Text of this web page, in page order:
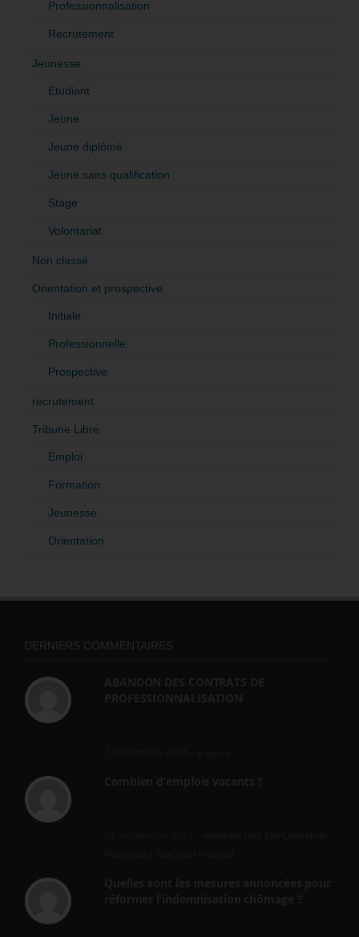
Professionnalisation
Recrutement
Jeunesse
Etudiant
Jeune
Jeune diplômé
Jeune sans qualification
Stage
Volontariat
Non classé
Orientation et prospective
Initiale
Professionnelle
Prospective
recrutement
Tribune Libre
Emploi
Formation
Jeunesse
Orientation
DERNIERS COMMENTAIRES